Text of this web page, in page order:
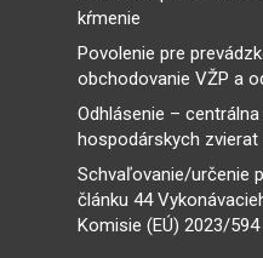
kŕmenie
Povolenie pre
obchodovanie VŽP a
Odhlásenie –
hospodárskych zvierat
Schvaľovanie/určenie
článku 44
Komisie (EÚ) 2023/594